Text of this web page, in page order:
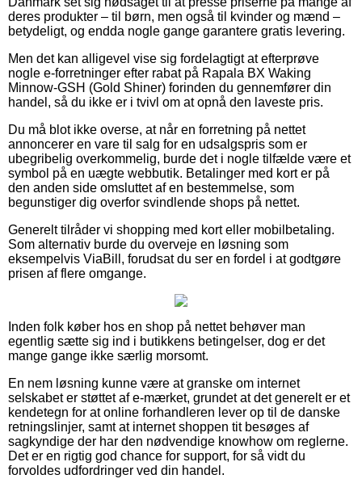
deres produkter – til børn, men også til kvinder og mænd –
betydeligt, og endda nogle gange garantere gratis levering.
Men det kan alligevel vise sig fordelagtigt at efterprøve
nogle e-forretninger efter rabat på Rapala BX Waking
Minnow-GSH (Gold Shiner) forinden du gennemfører din
handel, så du ikke er i tvivl om at opnå den laveste pris.
Du må blot ikke overse, at når en forretning på nettet
annoncerer en vare til salg for en udsalgspris som er
ubegribelig overkommelig, burde det i nogle tilfælde være et
symbol på en uægte webbutik. Betalinger med kort er på
den anden side omsluttet af en bestemmelse, som
begunstiger dig overfor svindlende shops på nettet.
Generelt tilråder vi shopping med kort eller mobilbetaling.
Som alternativ burde du overveje en løsning som
eksempelvis ViaBill, forudsat du ser en fordel i at godtgøre
prisen af flere omgange.
Inden folk køber hos en shop på nettet behøver man
egentlig sætte sig ind i butikkens betingelser, dog er det
mange gange ikke særlig morsomt.
En nem løsning kunne være at granske om internet
selskabet er støttet af e-mærket, grundet at det generelt er et
kendetegn for at online forhandleren lever op til de danske
retningslinjer, samt at internet shoppen tit besøges af
sagkyndige der har den nødvendige knowhow om reglerne.
Det er en rigtig god chance for support, for så vidt du
forvoldes udfordringer ved din handel.